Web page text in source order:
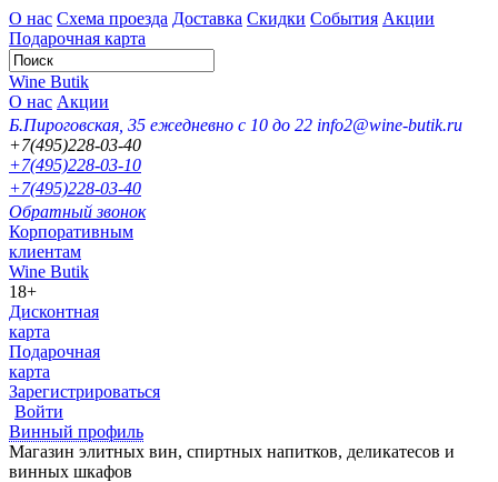
О нас Схема проезда Доставка Скидки События Акции
Подарочная карта
Wine Butik
О нас Акции
Б.Пироговская, 35 ежедневно с 10 до 22 info2@wine-butik.ru
+7(495)228-03-40
+7(495)228-03-10
+7(495)228-03-40
Обратный звонок
Корпоративным
клиентам
Wine Butik
18+
Дисконтная
карта
Подарочная
карта
Зарегистрироваться
Войти
Винный профиль
Магазин элитных вин, спиртных напитков, деликатесов и
винных шкафов